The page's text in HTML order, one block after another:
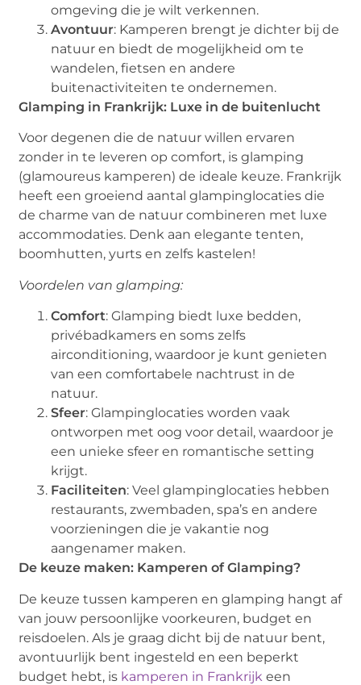
omgeving die je wilt verkennen.
Avontuur: Kamperen brengt je dichter bij de
natuur en biedt de mogelijkheid om te
wandelen, fietsen en andere
buitenactiviteiten te ondernemen.
Glamping in Frankrijk: Luxe in de buitenlucht
Voor degenen die de natuur willen ervaren
zonder in te leveren op comfort, is glamping
(glamoureus kamperen) de ideale keuze. Frankrijk
heeft een groeiend aantal glampinglocaties die
de charme van de natuur combineren met luxe
accommodaties. Denk aan elegante tenten,
boomhutten, yurts en zelfs kastelen!
Voordelen van glamping:
Comfort: Glamping biedt luxe bedden,
privébadkamers en soms zelfs
airconditioning, waardoor je kunt genieten
van een comfortabele nachtrust in de
natuur.
Sfeer: Glampinglocaties worden vaak
ontworpen met oog voor detail, waardoor je
een unieke sfeer en romantische setting
krijgt.
Faciliteiten: Veel glampinglocaties hebben
restaurants, zwembaden, spa’s en andere
voorzieningen die je vakantie nog
aangenamer maken.
De keuze maken: Kamperen of Glamping?
De keuze tussen kamperen en glamping hangt af
van jouw persoonlijke voorkeuren, budget en
reisdoelen. Als je graag dicht bij de natuur bent,
avontuurlijk bent ingesteld en een beperkt
budget hebt, is kamperen in Frankrijk een